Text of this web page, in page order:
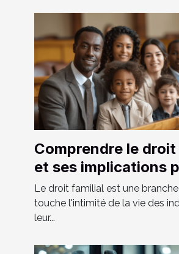
Comprendre le
et ses implications
société moderne
Le droit familial est une
touche l'intimité de la vie des
leur...